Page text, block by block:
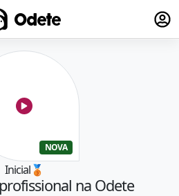
Odete
NOVA
Inicial🥉
na Odete